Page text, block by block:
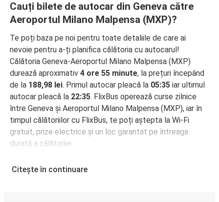
Cauți bilete de autocar din Geneva către
Aeroportul Milano Malpensa (MXP)?
Te poți baza pe noi pentru toate detaliile de care ai
nevoie pentru a-ți planifica călătoria cu autocarul!
Călătoria Geneva-Aeroportul Milano Malpensa (MXP)
durează aproximativ 4 ore 55 minute, la prețuri începând
de la 188,98 lei. Primul autocar pleacă la 05:35 iar ultimul
autocar pleacă la 22:35. FlixBus operează curse zilnice
între Geneva și Aeroportul Milano Malpensa (MXP), iar în
timpul călătoriilor cu FlixBus, te poți aștepta la Wi-Fi
gratuit, prize electrice și un loc garantat pe întreaga
durată a călătoriei.
la Aeroportul Milano Malpensa (MXP)
Citește în continuare